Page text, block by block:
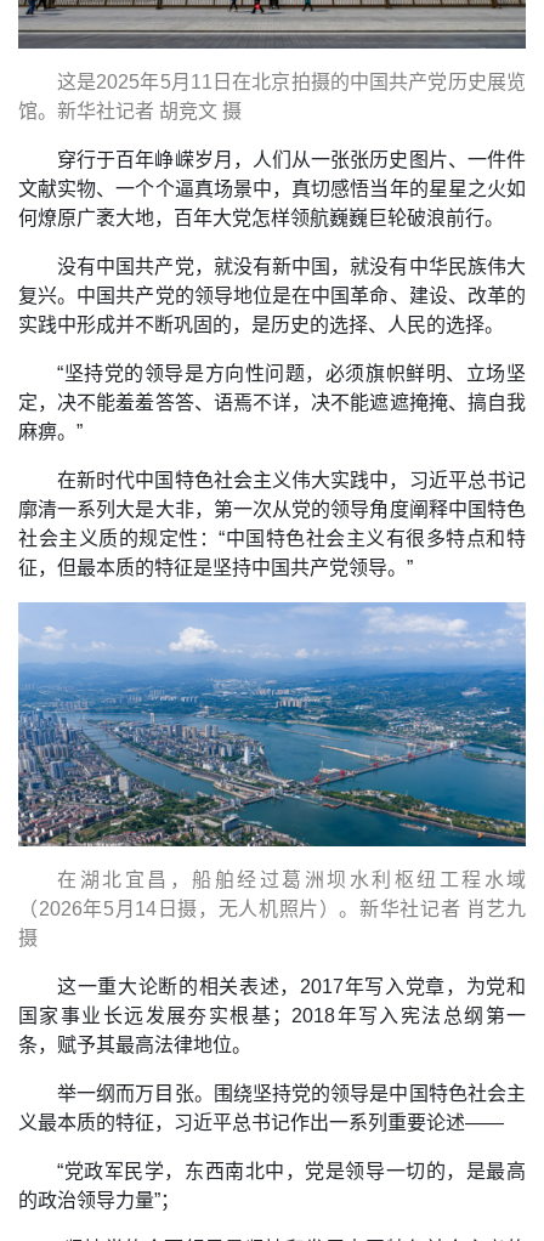
这是2025年5月11日在北京拍摄的中国共产党历史展览
馆。新华社记者 胡竞文 摄
穿行于百年峥嵘岁月，人们从一张张历史图片、一件件
文献实物、一个个逼真场景中，真切感悟当年的星星之火如
何燎原广袤大地，百年大党怎样领航巍巍巨轮破浪前行。
没有中国共产党，就没有新中国，就没有中华民族伟大
复兴。中国共产党的领导地位是在中国革命、建设、改革的
实践中形成并不断巩固的，是历史的选择、人民的选择。
“坚持党的领导是方向性问题，必须旗帜鲜明、立场坚
定，决不能羞羞答答、语焉不详，决不能遮遮掩掩、搞自我
麻痹。”
在新时代中国特色社会主义伟大实践中，习近平总书记
廓清一系列大是大非，第一次从党的领导角度阐释中国特色
社会主义质的规定性：“中国特色社会主义有很多特点和特
征，但最本质的特征是坚持中国共产党领导。”
在湖北宜昌，船舶经过葛洲坝水利枢纽工程水域
（2026年5月14日摄，无人机照片）。新华社记者 肖艺九
摄
这一重大论断的相关表述，2017年写入党章，为党和
国家事业长远发展夯实根基；2018年写入宪法总纲第一
条，赋予其最高法律地位。
举一纲而万目张。围绕坚持党的领导是中国特色社会主
义最本质的特征，习近平总书记作出一系列重要论述——
“党政军民学，东西南北中，党是领导一切的，是最高
的政治领导力量”；